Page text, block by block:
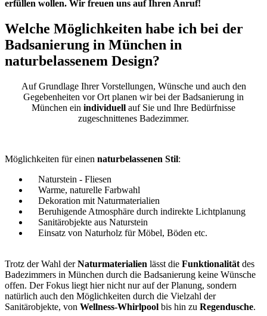
erfüllen wollen. Wir freuen uns auf Ihren Anruf!
Welche Möglichkeiten habe ich bei der
Badsanierung in München in
naturbelassenem Design?
Auf Grundlage Ihrer Vorstellungen, Wünsche und auch den
Gegebenheiten vor Ort planen wir bei der Badsanierung in
München ein individuell auf Sie und Ihre Bedürfnisse
zugeschnittenes Badezimmer.
Möglichkeiten für einen naturbelassenen Stil:
Naturstein - Fliesen
Warme, naturelle Farbwahl
Dekoration mit Naturmaterialien
Beruhigende Atmosphäre durch indirekte Lichtplanung
Sanitärobjekte aus Naturstein
Einsatz von Naturholz für Möbel, Böden etc.
Trotz der Wahl derNaturmaterialien lässt die Funktionalität des
Badezimmers in München durch die Badsanierung keine Wünsche
offen. Der Fokus liegt hier nicht nur auf der Planung, sondern
natürlich auch den Möglichkeiten durch die Vielzahl der
Sanitärobjekte, von Wellness-Whirlpool bis hin zu Regendusche.